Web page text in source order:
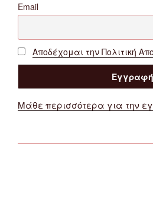
Email
Αποδέχομαι την Πολιτική
Μάθε περισσότερα για την